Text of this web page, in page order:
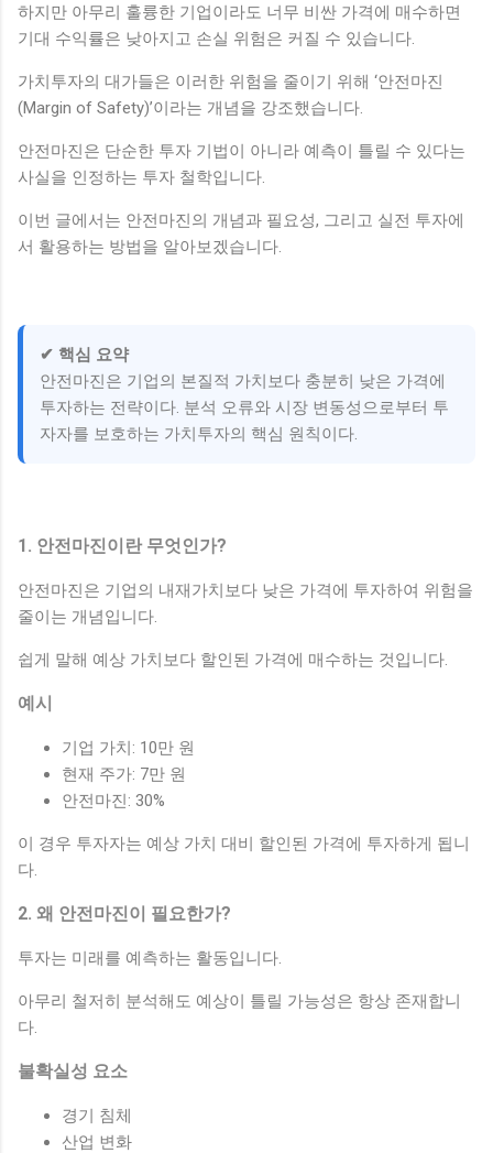
하지만 아무리 훌륭한 기업이라도 너무 비싼 가격에 매수하면
기대 수익률은 낮아지고 손실 위험은 커질 수 있습니다.
가치투자의 대가들은 이러한 위험을 줄이기 위해 ‘안전마진
(Margin of Safety)’이라는 개념을 강조했습니다.
안전마진은 단순한 투자 기법이 아니라 예측이 틀릴 수 있다는
사실을 인정하는 투자 철학입니다.
이번 글에서는 안전마진의 개념과 필요성, 그리고 실전 투자에
서 활용하는 방법을 알아보겠습니다.
✔ 핵심 요약
안전마진은 기업의 본질적 가치보다 충분히 낮은 가격에
투자하는 전략이다. 분석 오류와 시장 변동성으로부터 투
자자를 보호하는 가치투자의 핵심 원칙이다.
1. 안전마진이란 무엇인가?
안전마진은 기업의 내재가치보다 낮은 가격에 투자하여 위험을
줄이는 개념입니다.
쉽게 말해 예상 가치보다 할인된 가격에 매수하는 것입니다.
예시
기업 가치: 10만 원
현재 주가: 7만 원
안전마진: 30%
이 경우 투자자는 예상 가치 대비 할인된 가격에 투자하게 됩니
다.
2. 왜 안전마진이 필요한가?
투자는 미래를 예측하는 활동입니다.
아무리 철저히 분석해도 예상이 틀릴 가능성은 항상 존재합니
다.
불확실성 요소
경기 침체
산업 변화